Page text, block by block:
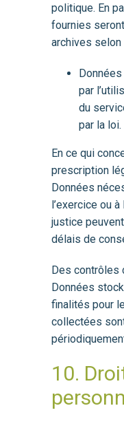
politique. En
fournies
archives
par
du
par la loi.
En ce qui
prescription
Données
l’exercice ou
justice
délais de
Des contrôles
Données
finalités pour
collectées
10.